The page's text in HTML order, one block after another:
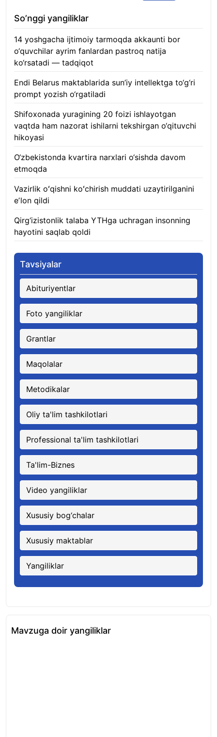
So’nggi yangiliklar
14 yoshgacha ijtimoiy tarmoqda akkaunti bor
o‘quvchilar ayrim fanlardan pastroq natija
ko‘rsatadi — tadqiqot
Endi Belarus maktablarida sun’iy intellektga to‘g‘ri
prompt yozish o‘rgatiladi
Shifoxonada yuragining 20 foizi ishlayotgan
vaqtda ham nazorat ishilarni tekshirgan o‘qituvchi
hikoyasi
O‘zbekistonda kvartira narxlari o‘sishda davom
etmoqda
Vazirlik oʻqishni koʻchirish muddati uzaytirilganini
eʼlon qildi
Qirg‘izistonlik talaba YTHga uchragan insonning
hayotini saqlab qoldi
Tavsiyalar
Abituriyentlar
Foto yangiliklar
Grantlar
Maqolalar
Metodikalar
Oliy ta'lim tashkilotlari
Professional ta'lim tashkilotlari
Ta'lim-Biznes
Video yangiliklar
Xususiy bog‘chalar
Xususiy maktablar
Yangiliklar
Mavzuga doir yangiliklar